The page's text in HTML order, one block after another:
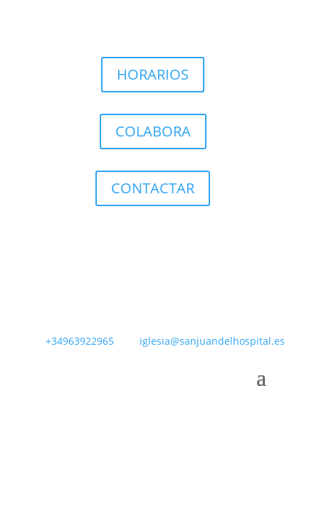
HORARIOS
COLABORA
CONTACTAR
+34963922965 iglesia@sanjuandelhospital.es